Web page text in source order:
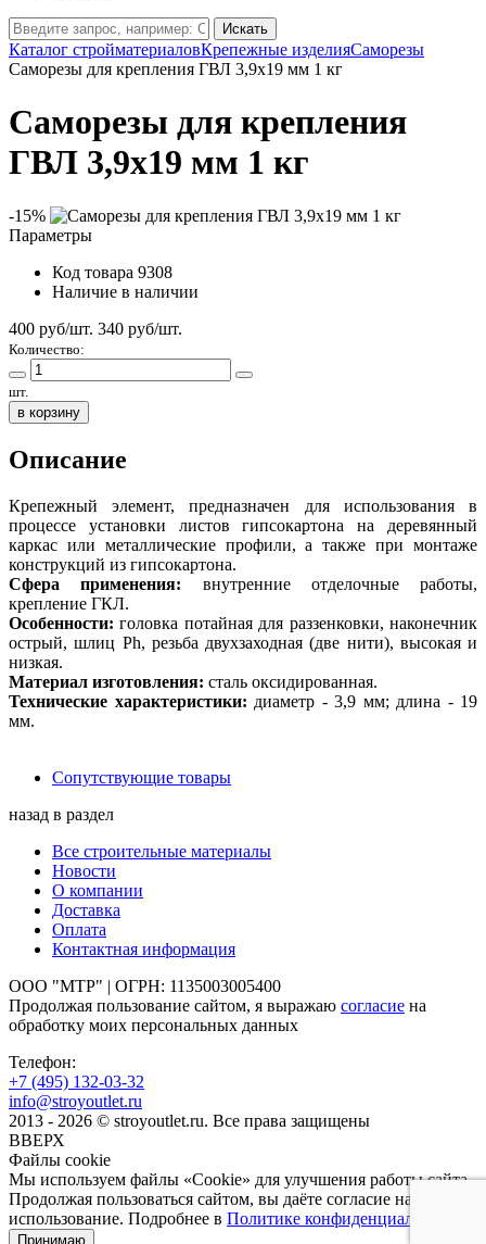
Искать
Каталог стройматериаловКрепежные изделияСаморезы
Саморезы для крепления ГВЛ 3,9х19 мм 1 кг
Саморезы для крепления
ГВЛ 3,9х19 мм 1 кг
-15%
Параметры
Код товара 9308
Наличие в наличии
400 руб/шт. 340 руб/шт.
Количество:
шт.
в корзину
Описание
Крепежный элемент, предназначен для использования в
процессе установки листов гипсокартона на деревянный
каркас или металлические профили, а также при монтаже
конструкций из гипсокартона.
Сфера применения: внутренние отделочные работы,
крепление ГКЛ.
Особенности: головка потайная для раззенковки, наконечник
острый, шлиц Ph, резьба двухзаходная (две нити), высокая и
низкая.
Материал изготовления: сталь оксидированная.
Технические характеристики: диаметр - 3,9 мм; длина - 19
мм.
Сопутствующие товары
назад в раздел
Все строительные материалы
Новости
О компании
Доставка
Оплата
Контактная информация
ООО "МТР" | ОГРН: 1135003005400
Продолжая пользование сайтом, я выражаю согласие на
обработку моих персональных данных
Телефон:
+7 (495) 132-03-32
info@stroyoutlet.ru
2013 - 2026 © stroyoutlet.ru. Все права защищены
ВВЕРХ
Файлы cookie
Мы используем файлы «Cookie» для улучшения работы сайта.
Продолжая пользоваться сайтом, вы даёте согласие на их
использование. Подробнее в Политике конфиденциальности
Принимаю